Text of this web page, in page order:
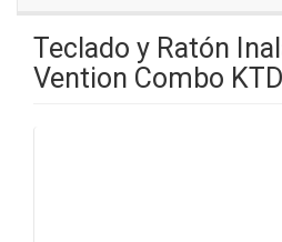
Teclado y Ratón
Vention Combo